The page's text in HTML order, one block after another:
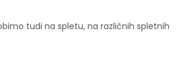
tudi na spletu, na različnih spletnih